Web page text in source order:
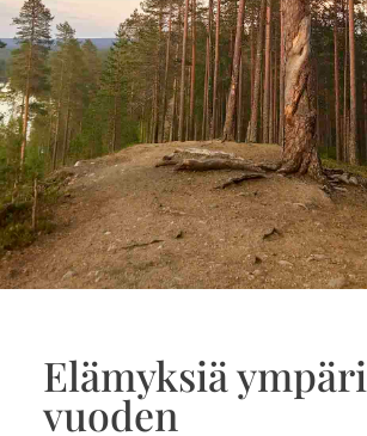
Elämyksiä ympäri
vuoden